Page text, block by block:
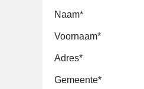
Naam*
Voornaam*
Adres*
Gemeente*